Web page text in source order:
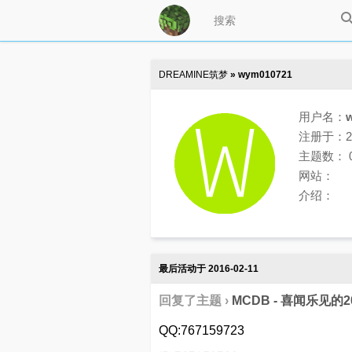
DREAMINE筑梦 » wym010721
用户名：
注册于：
主题数
网站：
介绍：
最后活动于 2016-02-11
回复了主题 › MCDB - 喜闻乐见的
QQ:767159723